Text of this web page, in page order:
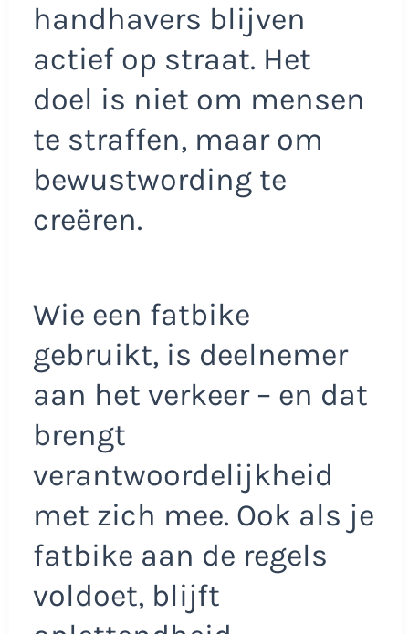
handhavers blijven
actief op straat. Het
doel is niet om mensen
te straffen, maar om
bewustwording te
creëren.
Wie een fatbike
gebruikt, is deelnemer
aan het verkeer – en dat
brengt
verantwoordelijkheid
met zich mee. Ook als je
fatbike aan de regels
voldoet, blijft